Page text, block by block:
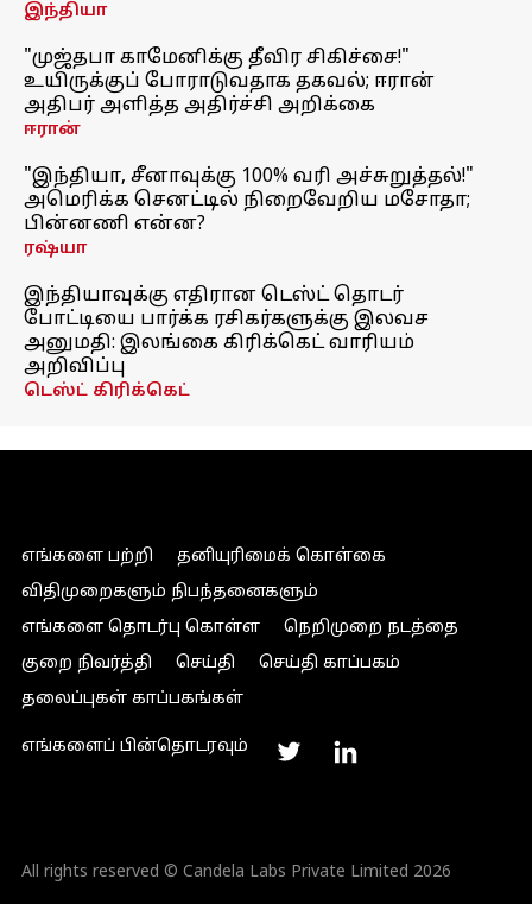
இந்தியா
"முஜ்தபா காமேனிக்கு தீவிர சிகிச்சை!"
உயிருக்குப் போராடுவதாக தகவல்; ஈரான்
அதிபர் அளித்த அதிர்ச்சி அறிக்கை
ஈரான்
"இந்தியா, சீனாவுக்கு 100% வரி அச்சுறுத்தல்!"
அமெரிக்க செனட்டில் நிறைவேறிய மசோதா;
பின்னணி என்ன?
ரஷ்யா
இந்தியாவுக்கு எதிரான டெஸ்ட் தொடர்
போட்டியை பார்க்க ரசிகர்களுக்கு இலவச
அனுமதி: இலங்கை கிரிக்கெட் வாரியம்
அறிவிப்பு
டெஸ்ட் கிரிக்கெட்
எங்களை பற்றி
தனியுரிமைக் கொள்கை
விதிமுறைகளும் நிபந்தனைகளும்
எங்களை தொடர்பு கொள்ள
நெறிமுறை நடத்தை
குறை நிவர்த்தி
செய்தி
செய்தி காப்பகம்
தலைப்புகள் காப்பகங்கள்
எங்களைப் பின்தொடரவும்
All rights reserved © Candela Labs Private Limited 2026